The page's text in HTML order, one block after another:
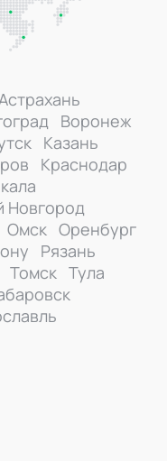
Воронеж
Казань
Краснодар
Новгород
Омск Оренбург
Рязань
Томск Тула